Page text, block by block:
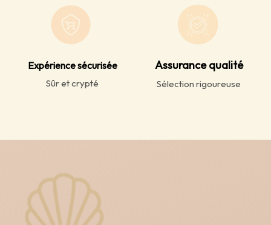
Expérience sécurisée
Sûr et crypté
Assurance qualité
Sélection rigoureuse